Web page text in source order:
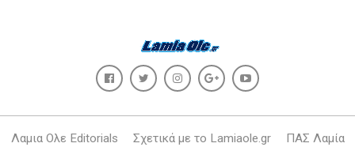
Λαμια Ολε Editorials Σχετικά με το Lamiaole.gr
ΠΑΣ Λαμία